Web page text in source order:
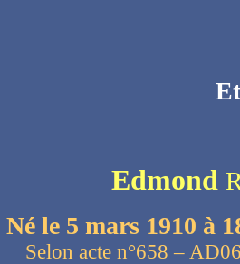
Edmond
Né le 5 mars 1910 à
Selon acte n°658 –